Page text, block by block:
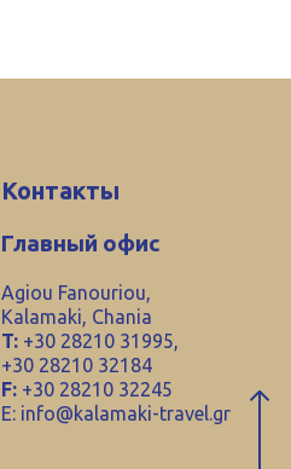
Контакты
Главный офис
Agiou Fanouriou,
Kalamaki, Chania
T: +30 28210 31995,
+30 28210 32184
F: +30 28210 32245
E: info@kalamaki-travel.gr